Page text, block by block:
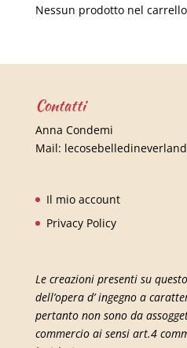
Nessun prodotto nel
Contatti
Anna Condemi
Mail:
Il mio account
Privacy Policy
Le creazioni presenti su
dell’opera d’ ingegno a
pertanto non sono da
commercio ai sensi art.4